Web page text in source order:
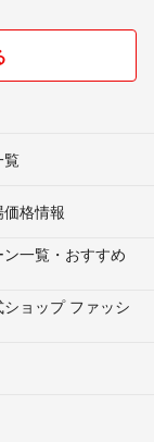
覧
格情報
一覧・おすすめ
ョップ ファッシ